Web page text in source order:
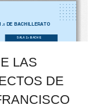
LAS
DE